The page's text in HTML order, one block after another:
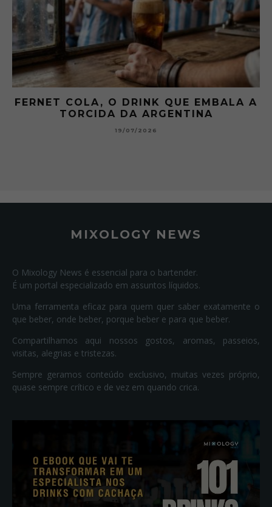
FERNET COLA, O DRINK QUE EMBALA A
TORCIDA DA ARGENTINA
19/07/2026
MIXOLOGY NEWS
O Mixology News é essencial para o bartender.
É um portal especializado em assuntos líquidos.
Uma ferramenta eficaz para quem quer saber exatamente o
que beber, onde beber, porque beber e para que beber.
Compartilhamos aqui nossos gostos, aromas, passeios,
visitas, alegrias e tristezas.
Sempre geramos conteúdo exclusivo, muitas vezes próprio,
quase sempre crítico e de vez em quando crica.